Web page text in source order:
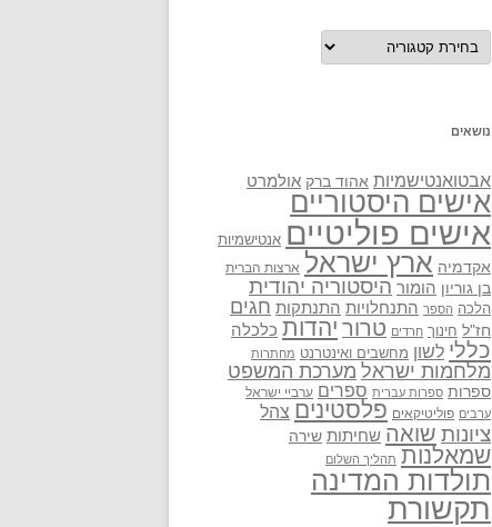
נושאים
נושאים
אבטואנטישמיות אהוד ברק אולמרט
אישים היסטוריים
אישים פוליטיים אנטישמיות
אקדמיה ארץ ישראל ארצות הברית
בן גוריון הומור היסטוריה יהודית
הלכה הספר התנחלויות התנתקות חגים
חז"ל חינוך חרדים טרור יהדות כלכלה
כללי לשון מחשבים ואינטרנט מחתרות
מלחמות ישראל מערכת המשפט
ספרות ספרות עברית ספרים ערביי ישראל
ערבים פוליטיקאים פלסטינים צהל
ציונות שואה שחיתות שירה
שמאלנות תהליך השלום
תולדות המדינה
תקשורת